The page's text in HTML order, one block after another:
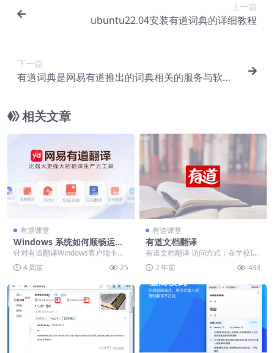
上一篇
ubuntu22.04安装有道词典的详细教程
下一篇
有道词典是网易有道推出的词典相关的服务与软
相关文章
有道课堂
Windows 系统如何顺畅运行
有道翻译？PC 端高效调优指
南
针对有道翻译Windows客户端卡
顿、无响应等问题，从系统兼容
性、GPU硬件加速...
4 周前 25
有道课堂
有道文档翻译
有道文档翻译 访问方式：在学校IP
范围内，使用个人手机号注册验证
登录。 公司介绍...
2 年前 433